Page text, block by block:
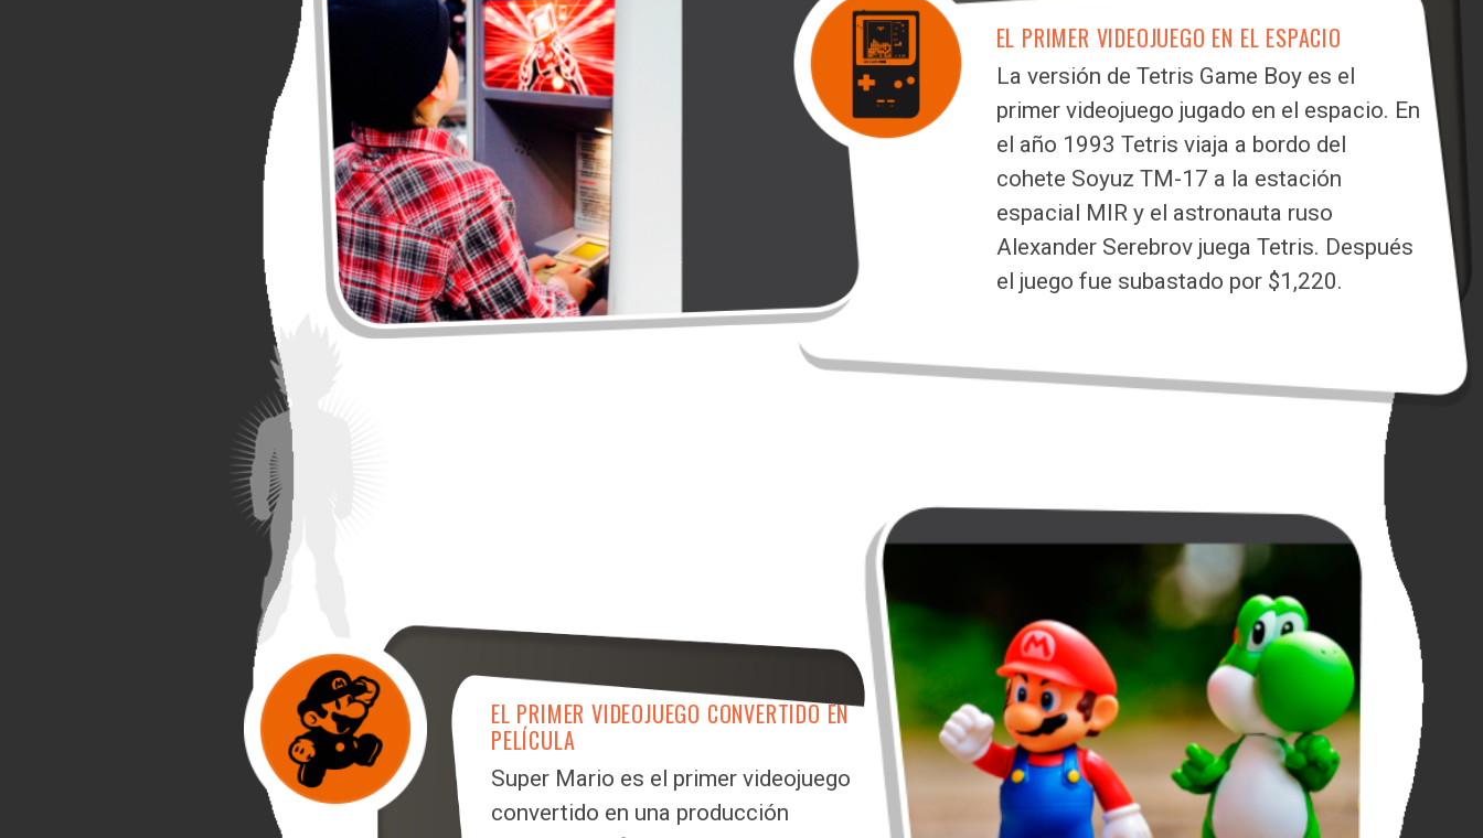
EL PRIMER VIDEOJUEGO EN EL ESPACIO
La versión de Tetris Game Boy es el
primer videojuego jugado en el espacio. En
el año 1993 Tetris viaja a bordo del
cohete Soyuz TM-17 a la estación
espacial MIR y el astronauta ruso
Alexander Serebrov juega Tetris. Después
el juego fue subastado por $1,220.
EL PRIMER VIDEOJUEGO CONVERTIDO EN
PELÍCULA
Super Mario es el primer videojuego
convertido en una producción